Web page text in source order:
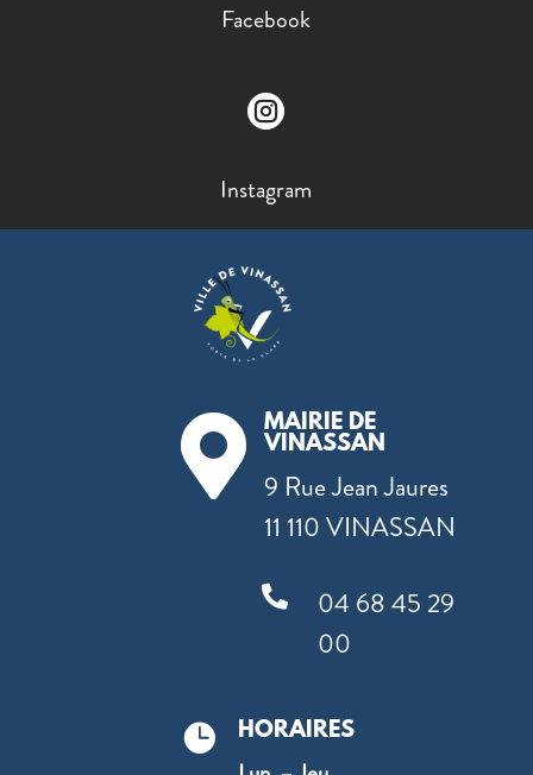
Facebook

Instagram

MAIRIE DE
VINASSAN
9 Rue Jean Jaures
11 110 VINASSAN

04 68 45 29
00
 HORAIRES